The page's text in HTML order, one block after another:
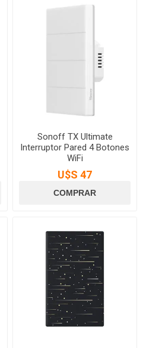
Sonoff TX Ultimate
Interruptor Pared 4 Botones
WiFi
U$S 47